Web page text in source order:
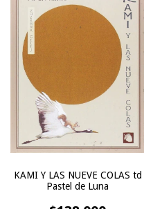
KAMI Y LAS NUEVE COLAS td
Pastel de Luna